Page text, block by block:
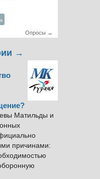
Опросы →
→
Матильды и
причинами: